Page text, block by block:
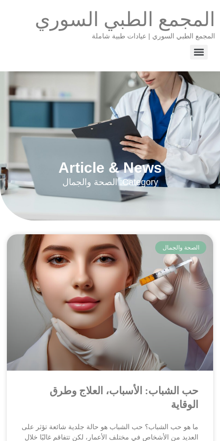
المجمع الطبي السوري
المجمع الطبي السوري | عيادات طبية شاملة
Article & News
Category: الصحة والجمال
الصحة والجمال
حب الشباب: الأسباب، العلاج وطرق
الوقاية
ما هو حب الشباب؟ حب الشباب هو حالة جلدية شائعة تؤثر على
العديد من الأشخاص في مختلف الأعمار، لكن تتفاقم غالبًا خلال